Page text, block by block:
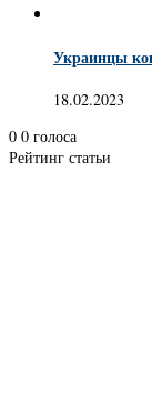
Украинцы
18.02.2023
0 0 голоса
Рейтинг статьи